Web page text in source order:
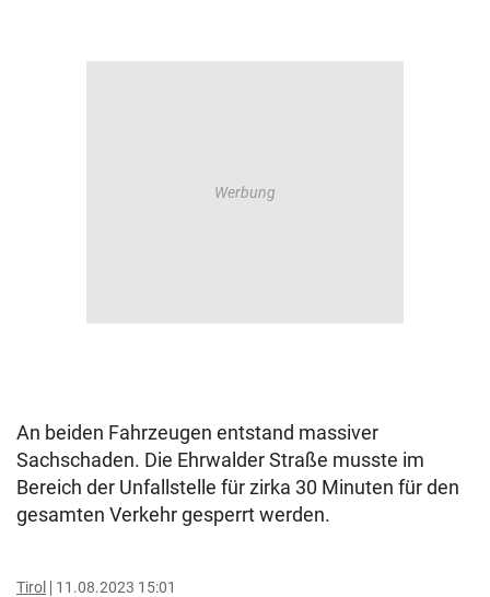
An beiden Fahrzeugen entstand massiver
Sachschaden. Die Ehrwalder Straße musste im
Bereich der Unfallstelle für zirka 30 Minuten für den
gesamten Verkehr gesperrt werden.
Tirol 11.08.2023 15:01